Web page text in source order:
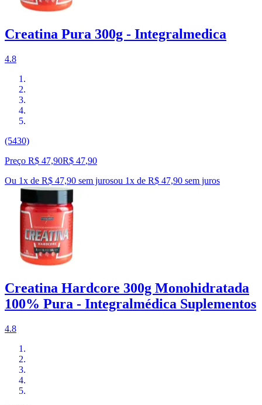
Creatina Pura 300g - Integralmedica
4.8
(5430)
Preço R$ 47,90R$ 47,90
Ou 1x de R$ 47,90 sem jurosou 1x de R$ 47,90 sem juros
Creatina Hardcore 300g Monohidratada
100% Pura - Integralmédica Suplementos
4.8